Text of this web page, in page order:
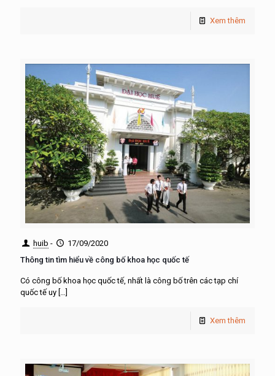
Xem thêm
huib -
17/09/2020
Thông tin tìm hiểu về công bố khoa học quốc tế
Có công bố khoa học quốc tế, nhất là công bố trên các tạp chí
quốc tế uy
Xem thêm